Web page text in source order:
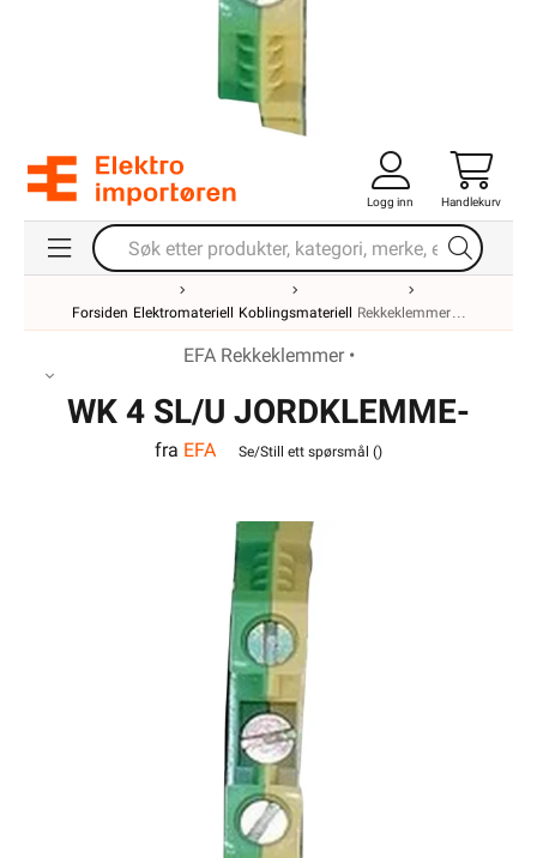
Logg inn Handlekurv
Forsiden Elektromateriell Koblingsmateriell Rekkeklemmer
EFA Rekkeklemmer •
WK 4 SL/U JORDKLEMME-
VO
fra EFA Se/Still ett spørsmål ()